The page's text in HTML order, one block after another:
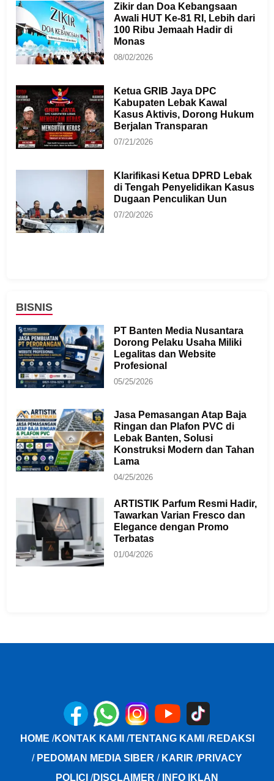
Zikir dan Doa Kebangsaan
Awali HUT Ke-81 RI, Lebih dari
100 Ribu Jemaah Hadir di
Monas
08/02/2026
Ketua GRIB Jaya DPC
Kabupaten Lebak Kawal
Kasus Aktivis, Dorong Hukum
Berjalan Transparan
07/21/2026
Klarifikasi Ketua DPRD Lebak
di Tengah Penyelidikan Kasus
Dugaan Penculikan Uun
07/20/2026
BISNIS
PT Banten Media Nusantara
Dorong Pelaku Usaha Miliki
Legalitas dan Website
Profesional
05/25/2026
Jasa Pemasangan Atap Baja
Ringan dan Plafon PVC di
Lebak Banten, Solusi
Konstruksi Modern dan Tahan
Lama
04/25/2026
ARTISTIK Parfum Resmi Hadir,
Tawarkan Varian Fresco dan
Elegance dengan Promo
Terbatas
01/04/2026
HOME /KONTAK KAMI /TENTANG KAMI /REDAKSI
/ PEDOMAN MEDIA SIBER / KARIR /PRIVACY
POLICI /DISCLAIMER / INFO IKLAN